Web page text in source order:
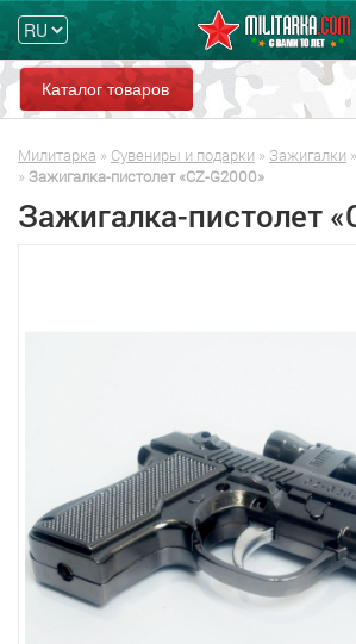
Каталог товаров
Милитарка » Сувениры и подарки » Зажигалки »
» Зажигалка-пистолет «CZ-G2000»
Зажигалка-пистолет